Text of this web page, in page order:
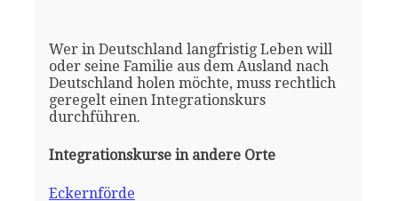
Wer in Deutschland langfristig Leben will
oder seine Familie aus dem Ausland nach
Deutschland holen möchte, muss rechtlich
geregelt einen Integrationskurs
durchführen.
Integrationskurse in andere Orte
Eckernförde